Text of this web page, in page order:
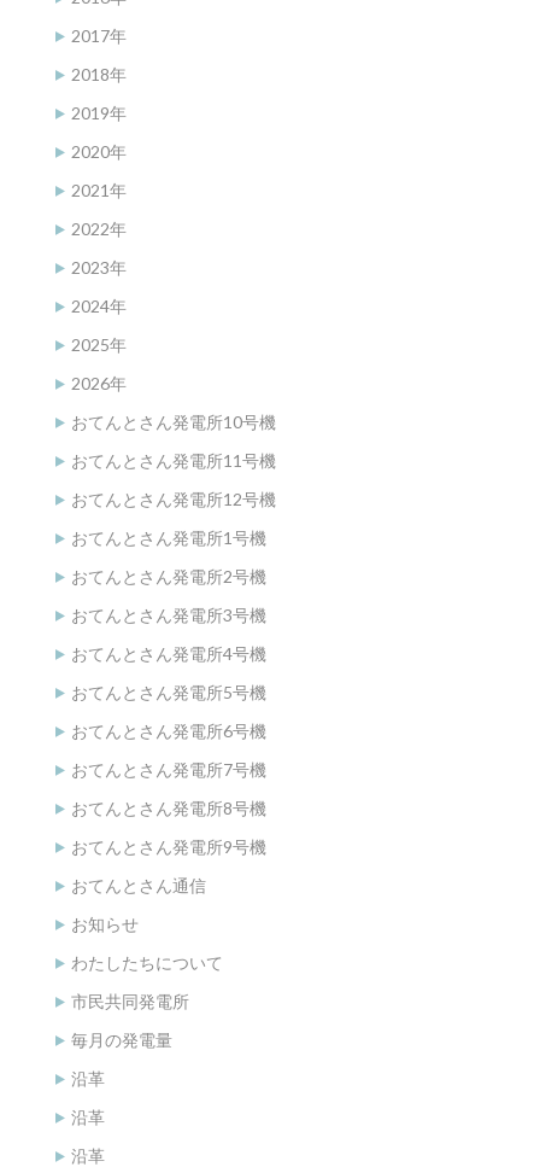
2017年
2018年
2019年
2020年
2021年
2022年
2023年
2024年
2025年
2026年
おてんとさん発電所10号機
おてんとさん発電所11号機
おてんとさん発電所12号機
おてんとさん発電所1号機
おてんとさん発電所2号機
おてんとさん発電所3号機
おてんとさん発電所4号機
おてんとさん発電所5号機
おてんとさん発電所6号機
おてんとさん発電所7号機
おてんとさん発電所8号機
おてんとさん発電所9号機
おてんとさん通信
お知らせ
わたしたちについて
市民共同発電所
毎月の発電量
沿革
沿革
沿革